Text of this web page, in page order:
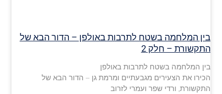
בין המלחמה בשטח לתרבות באולפן – הדור הבא של
התקשורת – חלק 2
בין המלחמה בשטח לתרבות באולפן
הכירו את הצעירים מגבעתיים ומרמת גן – הדור הבא של
התקשורת, ורדי שפר ועמרי לזרוב